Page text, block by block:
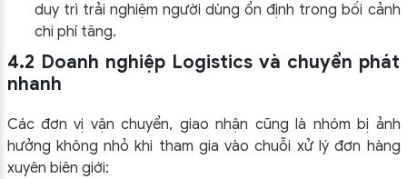
duy trì trải nghiệm người dùng ổn định trong bối cảnh
chi phí tăng.
4.2 Doanh nghiệp Logistics và chuyển phát
nhanh
Các đơn vị vận chuyển, giao nhận cũng là nhóm bị ảnh
hưởng không nhỏ khi tham gia vào chuỗi xử lý đơn hàng
xuyên biên giới: